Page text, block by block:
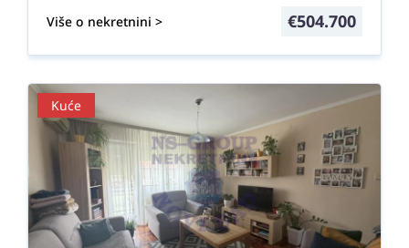
Više o nekretnini > €504.700
Kuće